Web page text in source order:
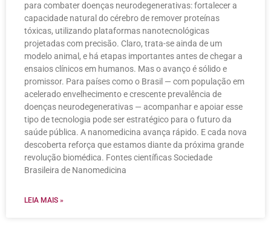
para combater doenças neurodegenerativas: fortalecer a
capacidade natural do cérebro de remover proteínas
tóxicas, utilizando plataformas nanotecnológicas
projetadas com precisão. Claro, trata-se ainda de um
modelo animal, e há etapas importantes antes de chegar a
ensaios clínicos em humanos. Mas o avanço é sólido e
promissor. Para países como o Brasil — com população em
acelerado envelhecimento e crescente prevalência de
doenças neurodegenerativas — acompanhar e apoiar esse
tipo de tecnologia pode ser estratégico para o futuro da
saúde pública. A nanomedicina avança rápido. E cada nova
descoberta reforça que estamos diante da próxima grande
revolução biomédica. Fontes científicas Sociedade
Brasileira de Nanomedicina
LEIA MAIS »